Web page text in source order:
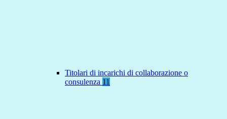
Titolari di incarichi di collaborazione o
consulenza 11